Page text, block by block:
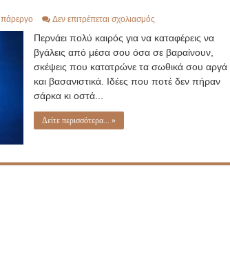
πάρεργο Δεν επιτρέπεται σχολιασμόςστο
σε
έναν
ξένο…
Περνάει πολύ καιρός για να καταφέρεις να
βγάλεις από μέσα σου όσα σε βαραίνουν,
σκέψεις που κατατρώνε τα σωθικά σου αργά
και βασανιστικά. Ιδέες που ποτέ δεν πήραν
σάρκα κι οστά...
Δείτε περισσότερα... »